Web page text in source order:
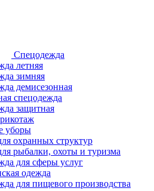
Спецодежда
летняя
зимняя
демисезонная
спецодежда
защитная
уборы
охранных структур
рыбалки, охоты и туризма
для сферы услуг
одежда
для пищевого производства